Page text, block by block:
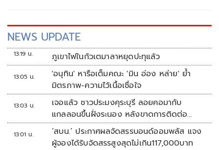
NEWS UPDATE
13:19 น. ภูเขาไฟในกัวเตมาลาหยุดปะทุแล้ว
13:05 น.
'อนุทิน' หารือเต็มคณะ 'มิน อ่อง หล่าย' ย้ำ
มิตรภาพ-ความไว้เนื้อเชื่อใจ
13:03 น.
เจอแล้ว ชาวประมงคุระบุรี ลอยคอมากับ
แกลลอนขึ้นฝั่งระนอง หลังขาดการติดต่อ
หลายวัน
13:01 น.
‘สบน.’ ประกาศผลจัดสรรบอนด์ออมพลัส แจง
ผู้จองได้รับจัดสรรสูงสุดไม่เกิน117,000บาท